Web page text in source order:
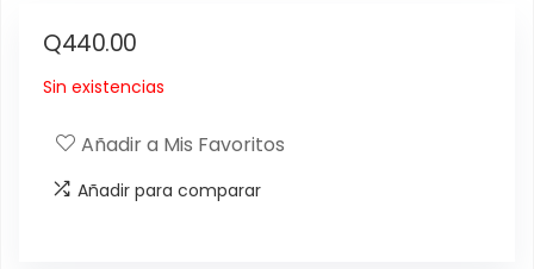
Q440.00
Sin existencias
Añadir a Mis Favoritos
Añadir para comparar